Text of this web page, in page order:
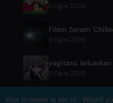
5 Ogos 2026
5 Ogos 2026
5 Ogos 2026
Your browser is set to . Would